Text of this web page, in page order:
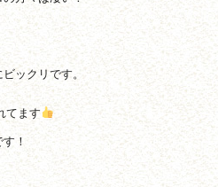
ックリです。
てます
！